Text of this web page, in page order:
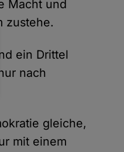
Macht und
zustehe.
ein Drittel
nach
gleiche,
mit einem